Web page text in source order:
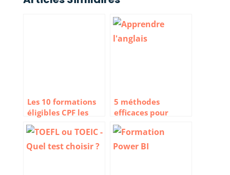
Les 10 formations
éligibles CPF les
plus demandées
5 méthodes
efficaces pour
apprendre l’anglais
professionnel